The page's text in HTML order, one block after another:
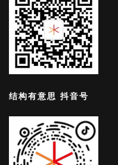
结构有意思 抖音号